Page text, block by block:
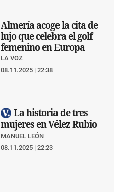
Almería acoge la cita de
lujo que celebra el golf
femenino en Europa
LA VOZ
08.11.2025 | 22:38
La historia de tres
mujeres en Vélez Rubio
MANUEL LEÓN
08.11.2025 | 22:23